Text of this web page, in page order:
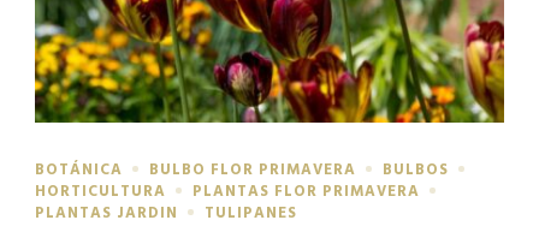
BOTÁNICA BULBO FLOR PRIMAVERA
BULBOS
HORTICULTURA
PLANTAS FLOR PRIMAVERA
PLANTAS JARDIN
TULIPANES